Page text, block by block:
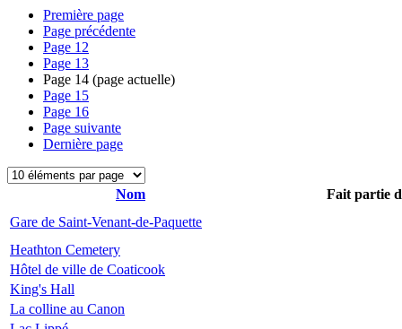
Première page
Page précédente
Page 12
Page 13
Page 14 (page actuelle)
Page 15
Page 16
Page suivante
Dernière page
Nom
Fait partie
Gare de Saint-Venant-de-Paquette
Heathton Cemetery
Hôtel de ville de Coaticook
King's Hall
La colline au Canon